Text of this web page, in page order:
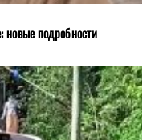
новые подробности